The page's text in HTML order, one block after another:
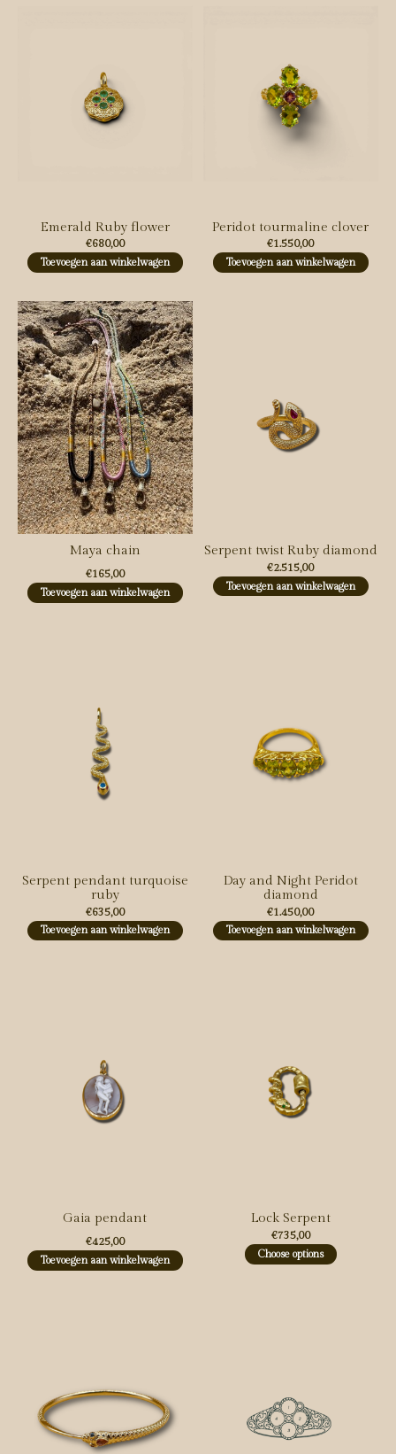
Emerald Ruby flower
€680,00
Toevoegen aan winkelwagen
Peridot tourmaline clover
€1.550,00
Toevoegen aan winkelwagen
Maya chain
€165,00
Toevoegen aan winkelwagen
Serpent twist Ruby diamond
€2.515,00
Toevoegen aan winkelwagen
Serpent pendant turquoise
ruby
€635,00
Toevoegen aan winkelwagen
Day and Night Peridot
diamond
€1.450,00
Toevoegen aan winkelwagen
Gaia pendant
€425,00
Toevoegen aan winkelwagen
Lock Serpent
€735,00
Choose options